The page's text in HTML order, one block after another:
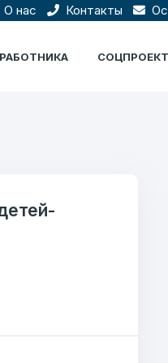
О нас Контакты